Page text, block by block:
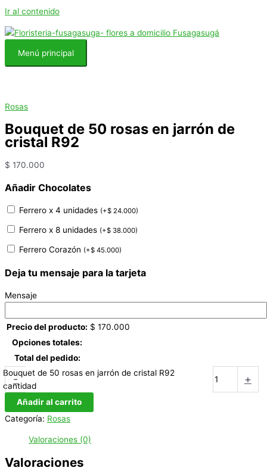
Ir al contenido
Menú principal
Rosas
Bouquet de 50 rosas en jarrón de
cristal R92
$ 170.000
Añadir Chocolates
Ferrero x 4 unidades (+$ 24.000)
Ferrero x 8 unidades (+$ 38.000)
Ferrero Corazón (+$ 45.000)
Deja tu mensaje para la tarjeta
Mensaje
Precio del producto: $ 170.000
Opciones totales:
Total del pedido:
-
Bouquet de 50 rosas en jarrón de cristal R92
cantidad
+
Añadir al carrito
Categoría: Rosas
Valoraciones (0)
Valoraciones